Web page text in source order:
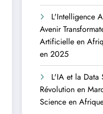
L'Intelligence
Avenir
Artificielle en
en 2025
L'IA et la Data
Révolution en
Science en